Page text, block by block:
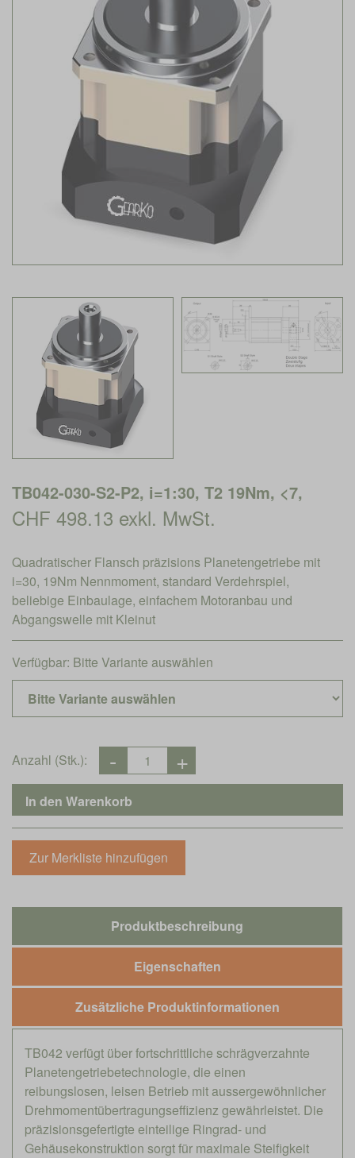
TB042-030-S2-P2, i=1:30, T2 19Nm, <7,
CHF 498.13 exkl. MwSt.
Quadratischer Flansch präzisions Planetengetriebe mit
i=30, 19Nm Nennmoment, standard Verdehrspiel,
beliebige Einbaulage, einfachem Motoranbau und
Abgangswelle mit Kleinut
Verfügbar: Bitte Variante auswählen
Anzahl (Stk.):
Produktbeschreibung
Eigenschaften
Zusätzliche Produktinformationen
TB042 verfügt über fortschrittliche schrägverzahnte
Planetengetriebetechnologie, die einen
reibungslosen, leisen Betrieb mit aussergewöhnlicher
Drehmomentübertragungseffizienz gewährleistet. Die
präzisionsgefertigte einteilige Ringrad- und
Gehäusekonstruktion sorgt für maximale Steifigkeit